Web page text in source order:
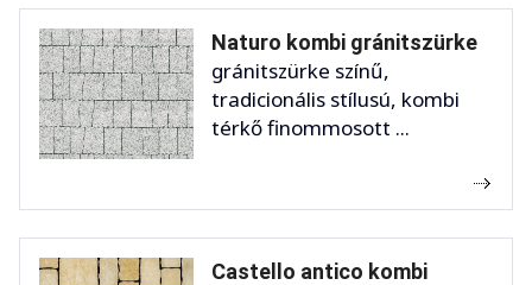
Naturo kombi gránitszürke
gránitszürke színű,
tradicionális stílusú, kombi
térkő finommosott ...
Castello antico kombi